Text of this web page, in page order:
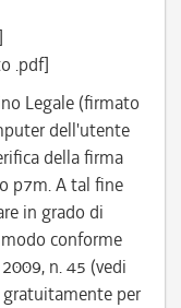
.pdf]
Legale (firmato
dell'utente
della firma
p7m. A tal fine
in grado di
conforme
n. 45 (vedi
per